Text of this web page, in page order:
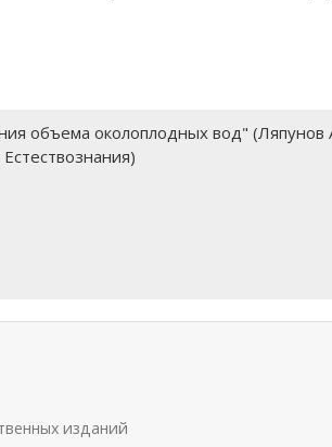
объема околоплодных вод"
изданий